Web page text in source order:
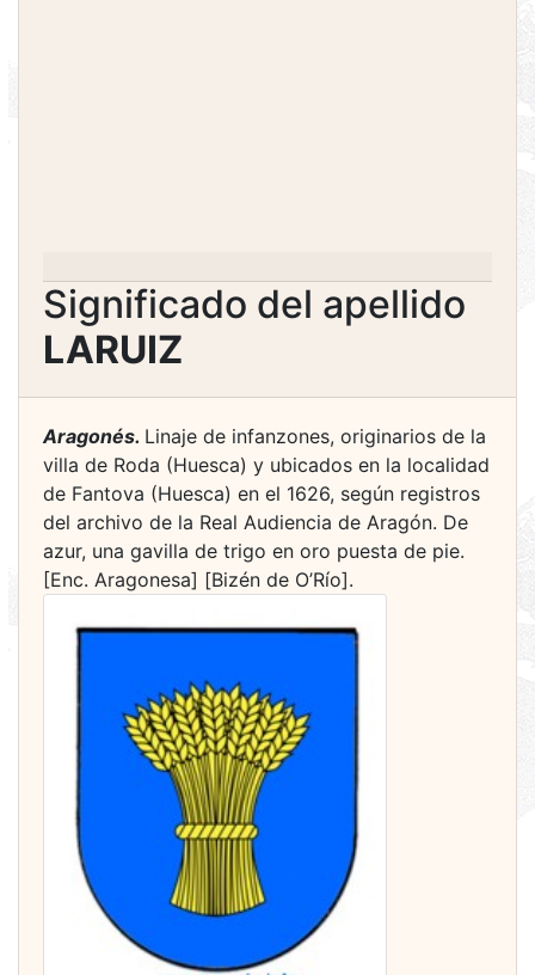
Significado del apellido
LARUIZ
Aragonés. Linaje de infanzones, originarios de la
villa de Roda (Huesca) y ubicados en la localidad
de Fantova (Huesca) en el 1626, según registros
del archivo de la Real Audiencia de Aragón. De
azur, una gavilla de trigo en oro puesta de pie.
[Enc. Aragonesa] [Bizén de O’Río].